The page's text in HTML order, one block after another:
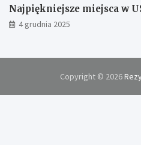
Najpiękniejsze miejsca w
4 grudnia 2025
Copyright © 2026